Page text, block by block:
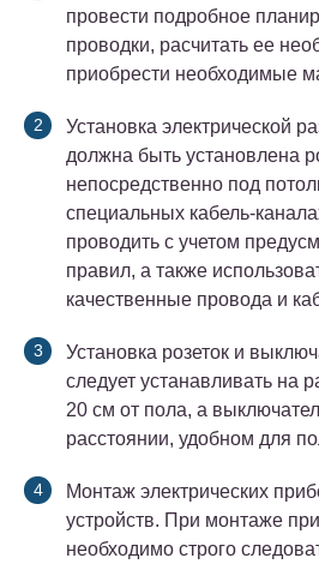
провести подробное
проводки, расчитать ее
приобрести необходимые
Установка электрической
должна быть установлена
непосредственно под
специальных кабель-
проводить с учетом
правил, а также
качественные провода и
Установка розеток и
следует устанавливать на
20 см от пола, а
расстоянии, удобном для
Монтаж электрических
устройств. При монтаже
необходимо строго